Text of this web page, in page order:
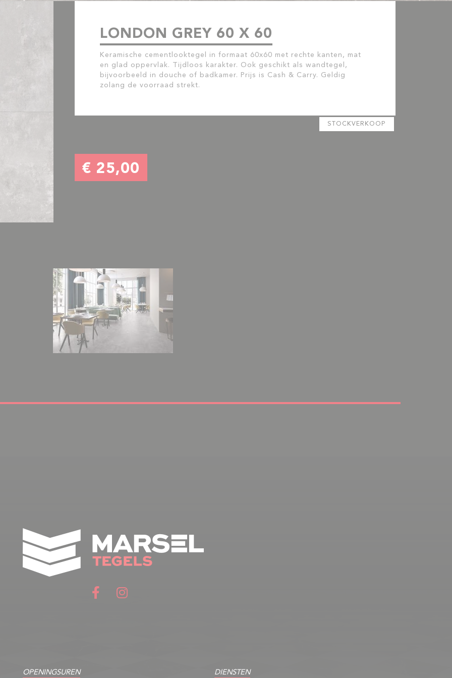
LONDON GREY 60 X 60
Keramische cementlooktegel in formaat 60x60 met rechte kanten, mat
en glad oppervlak. Tijdloos karakter. Ook geschikt als wandtegel,
bijvoorbeeld in douche of badkamer. Prijs is Cash & Carry. Geldig
zolang de voorraad strekt.
STOCKVERKOOP
€ 25,00
OPENINGSUREN DIENSTEN